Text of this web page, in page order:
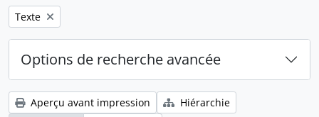
Remove filter:
Texte
Options de recherche avancée
Aperçu avant impression
Hiérarchie